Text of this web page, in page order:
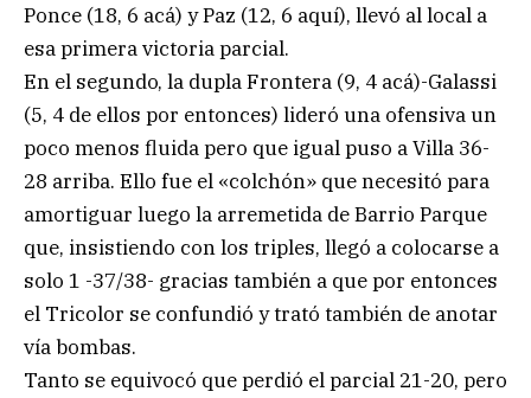
Ponce (18, 6 acá) y Paz (12, 6 aquí), llevó al local a
esa primera victoria parcial.
En el segundo, la dupla Frontera (9, 4 acá)-Galassi
(5, 4 de ellos por entonces) lideró una ofensiva un
poco menos fluida pero que igual puso a Villa 36-
28 arriba. Ello fue el «colchón» que necesitó para
amortiguar luego la arremetida de Barrio Parque
que, insistiendo con los triples, llegó a colocarse a
solo 1 -37/38- gracias también a que por entonces
el Tricolor se confundió y trató también de anotar
vía bombas.
Tanto se equivocó que perdió el parcial 21-20, pero